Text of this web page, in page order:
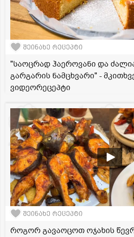
შეინახე რეცეპტი
"საოცრად ჰაეროვანი და
გარგარის ნამცხვარი" -
ვიდეორეცეპტი
შეინახე რეცეპტი
როგორ გავაოცოთ ოჯახის